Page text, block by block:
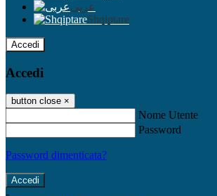
عربى
Shqiptare
Accedi
Accedi
button close ×
Nome Utente
Password
Password dimenticata?